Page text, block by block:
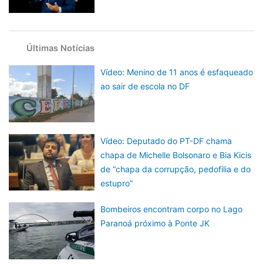
Últimas Notícias
Vídeo: Menino de 11 anos é esfaqueado
ao sair de escola no DF
Vídeo: Deputado do PT-DF chama
chapa de Michelle Bolsonaro e Bia Kicis
de “chapa da corrupção, pedofilia e do
estupro”
Bombeiros encontram corpo no Lago
Paranoá próximo à Ponte JK